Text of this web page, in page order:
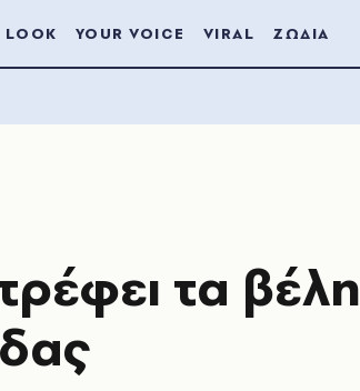
LOOK YOUR VOICE VIRAL ΖΩΔΙΑ
τα βέλη